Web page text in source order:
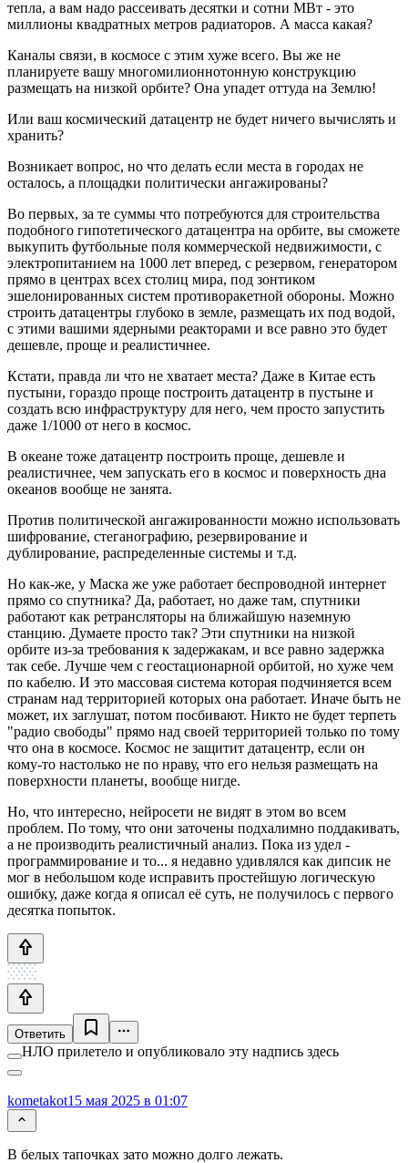
тепла, а вам надо рассеивать десятки и сотни МВт - это
миллионы квадратных метров радиаторов. А масса какая?
Каналы связи, в космосе с этим хуже всего. Вы же не
планируете вашу многомилионнотонную конструкцию
размещать на низкой орбите? Она упадет оттуда на Землю!
Или ваш космический датацентр не будет ничего вычислять и
хранить?
Возникает вопрос, но что делать если места в городах не
осталось, а площадки политически ангажированы?
Во первых, за те суммы что потребуются для строительства
подобного гипотетического датацентра на орбите, вы сможете
выкупить футбольные поля коммерческой недвижимости, с
электропитанием на 1000 лет вперед, с резервом, генератором
прямо в центрах всех столиц мира, под зонтиком
эшелонированных систем противоракетной обороны. Можно
строить датацентры глубоко в земле, размещать их под водой,
с этими вашими ядерными реакторами и все равно это будет
дешевле, проще и реалистичнее.
Кстати, правда ли что не хватает места? Даже в Китае есть
пустыни, гораздо проще построить датацентр в пустыне и
создать всю инфраструктуру для него, чем просто запустить
даже 1/1000 от него в космос.
В океане тоже датацентр построить проще, дешевле и
реалистичнее, чем запускать его в космос и поверхность дна
океанов вообще не занята.
Против политической ангажированности можно использовать
шифрование, стеганографию, резервирование и
дублирование, распределенные системы и т.д.
Но как-же, у Маска же уже работает беспроводной интернет
прямо со спутника? Да, работает, но даже там, спутники
работают как ретрансляторы на ближайшую наземную
станцию. Думаете просто так? Эти спутники на низкой
орбите из-за требования к задержакам, и все равно задержка
так себе. Лучше чем с геостационарной орбитой, но хуже чем
по кабелю. И это массовая система которая подчиняется всем
странам над территорией которых она работает. Иначе быть не
может, их заглушат, потом посбивают. Никто не будет терпеть
"радио свободы" прямо над своей территорией только по тому
что она в космосе. Космос не защитит датацентр, если он
кому-то настолько не по нраву, что его нельзя размещать на
поверхности планеты, вообще нигде.
Но, что интересно, нейросети не видят в этом во всем
проблем. По тому, что они заточены подхалимно поддакивать,
а не производить реалистичный анализ. Пока из удел -
программирование и то... я недавно удивлялся как дипсик не
мог в небольшом коде исправить простейшую логическую
ошибку, даже когда я описал её суть, не получилось с первого
десятка попыток.
Ответить
НЛО прилетело и опубликовало эту надпись здесь
kometakot15 мая 2025 в 01:07
В белых тапочках зато можно долго лежать.